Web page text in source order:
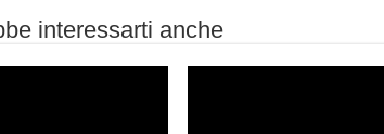
interessarti anche